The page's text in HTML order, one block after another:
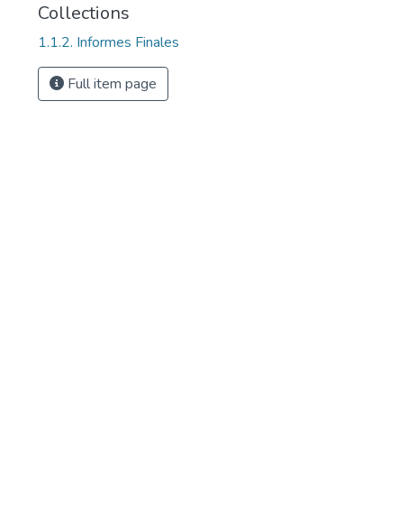
Collections
1.1.2. Informes Finales
Full item page